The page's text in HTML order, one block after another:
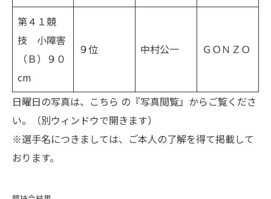
第４１競
技 小障害
（Ｂ）９０
cm
９位 中村公一 ＧＯＮＺＯ
日曜日の写真は、 こちら の『写真閲覧』からご覧くださ
い。（別ウィンドウで開きます）
※選手名につきましては、ご本人の了解を得て掲載して
おります。